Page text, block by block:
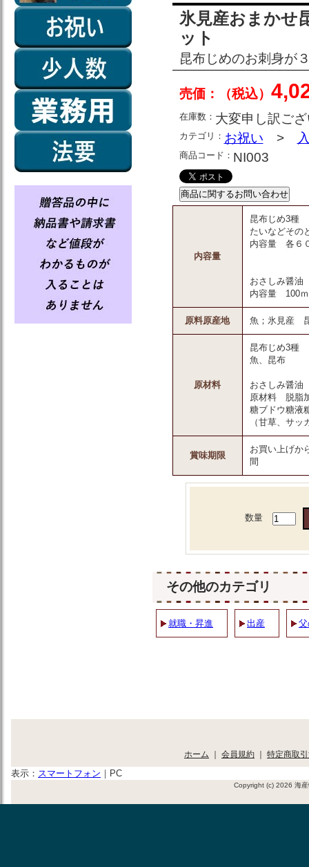
氷見産おまかせ
ット
昆布じめのお刺身が
売価：（税込）
在庫数： 大変申し訳ご
カテゴリ： お祝い >
商品コード： NI003
内容量
昆布じめ3種
たいなどその
内容量 各６
おさしみ醤油
内容量 100
原料原産地 魚；氷見産
原材料
昆布じめ3種
魚、昆布
おさしみ醤油
原材料 脱脂
糖ブドウ糖液
（甘草、サ
賞味期限
お買い上げか
間
数量
その他のカテゴリ
就職・昇進 出産
ホーム ｜ 会員規約 ｜ 特定商取
表示： スマートフォン ｜ PC
Copyright (c) 2026 海